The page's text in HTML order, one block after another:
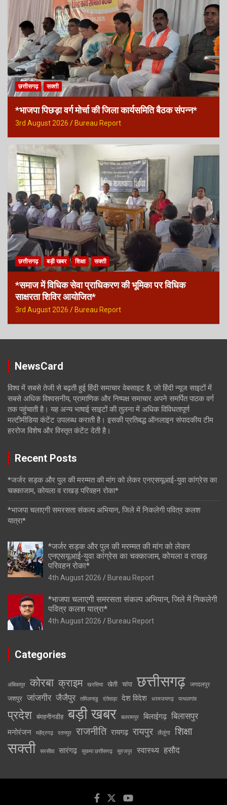
छत्तीसगढ़ सक्ती
*भाजपा पिछड़ा वर्ग मोर्चा की जिला कार्यसमिति बैठक संपन्न*
3rd August 2026 Bureau Report
छत्तीसगढ़ बड़ी खबर शिक्षा सक्ती
*समाज में विधिक सेवा प्राधिकरण की भूमिका पर विधिक
साक्षरता शिविर आयोजित*
3rd August 2026 Bureau Report
NewsCard
विश्व में सबसे तेजी से बढ़ती हुई हिंदी समाचार वेबसाइट है, जो हिंदी न्यूज साइटों में
सबसे अधिक विश्वसनीय, प्रामाणिक और निष्पक्ष समाचार अपने समर्पित पाठक वर्ग
तक पहुंचाती है। यह अन्य भाषाई साइटों की तुलना में अधिक विविधतापूर्ण
मल्टीमीडिया कंटेंट उपलब्ध कराती है। इसकी प्रतिबद्ध ऑनलाइन संपादकीय टीम
हररोज विशेष और विस्तृत कंटेंट देती है।
Recent Posts
*जर्जर सड़क और पुल की मरम्मत की मांग को लेकर एनएसयूआई-युवा कांग्रेस का
चक्काजाम, कोयला व राखड़ परिवहन रोका*
*भाजपा चलाएगी समरसता संकल्प अभियान, जिले में निकलेगी पवित्र कलश
यात्रा*
*जर्जर सड़क और पुल की मरम्मत की मांग को लेकर
एनएसयूआई-युवा कांग्रेस का चक्काजाम, कोयला व राखड़
परिवहन रोका*
4th August 2026 Bureau Report
*भाजपा चलाएगी समरसता संकल्प अभियान, जिले में निकलेगी
पवित्र कलश यात्रा*
4th August 2026 Bureau Report
Categories
अंबिकापुर कोरबा क्राइम खरसिया खेती चांपा छत्तीसगढ़ जगदलपुर
जशपुर जांजगीर जैजैपुर तमिलनाडु दंतेवाड़ा देश विदेश धरमजयगढ़ पत्थलगांव
प्रदेश बंमहनीनडीह बड़ी खबर बलरामपुर बिलाईगढ़ बिलासपुर
मनोरंजन महेंद्रगढ़ रतनपुर राजनीति रायगढ़ रायपुर लैलूंगा शिक्षा
सक्ती सरसीवा सारंगढ़ सुकमा छत्तीसगढ़ सूरजपुर स्वास्थ्य हसौद